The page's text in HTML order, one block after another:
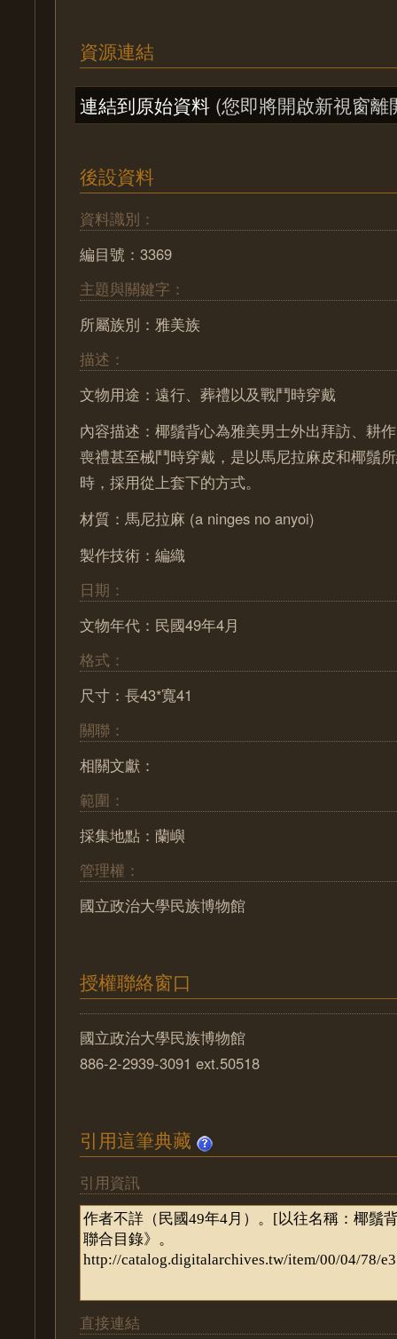
資源連結
連結到原始資料 (您即將開啟新視窗離
後設資料
資料識別：
編目號：3369
主題與關鍵字：
所屬族別：雅美族
描述：
文物用途：遠行、葬禮以及戰鬥時穿戴
內容描述：椰鬚背心為雅美男士外出拜訪、耕
喪禮甚至械鬥時穿戴，是以馬尼拉麻皮和椰鬚
時，採用從上套下的方式。
材質：馬尼拉麻 (a ninges no anyoi)
製作技術：編織
日期：
文物年代：民國49年4月
格式：
尺寸：長43*寬41
關聯：
相關文獻：
範圍：
採集地點：蘭嶼
管理權：
國立政治大學民族博物館
授權聯絡窗口
國立政治大學民族博物館
886-2-2939-3091 ext.50518
引用這筆典藏
引用資訊
直接連結